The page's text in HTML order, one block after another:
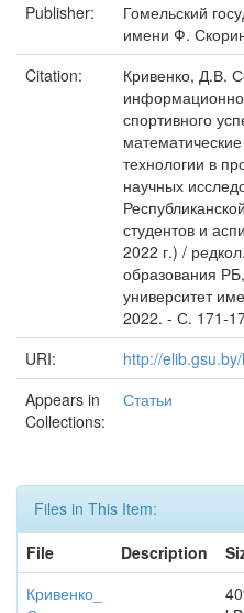
Publisher:
Гомельский
имени Ф.
Citation:
Кривенко, Д.В.
спортивного
технологии в
научных
студентов и
2022 г.) /
образования
университет
2022. - С. 171-
URI:
http://
Appears in
Collections:
Статьи
Files in This Item:
File
Description
Кривенко_